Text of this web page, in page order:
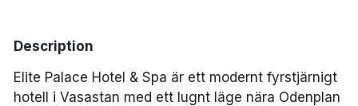
local_barBar
sauna pool
room_serviceRumsservice tvSmart-TV
Description
Elite Palace Hotel & Spa är ett modernt fyrstjärnigt
hotell i Vasastan med ett lugnt läge nära Odenplan